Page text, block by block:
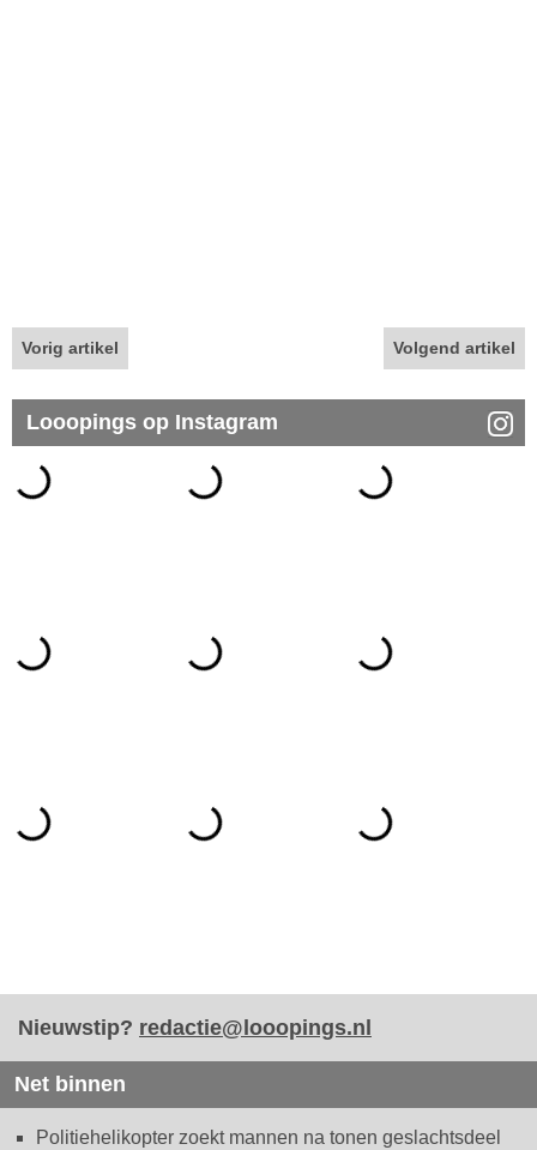
Vorig artikel Volgend artikel
Looopings op Instagram
Nieuwstip? redactie@looopings.nl
Net binnen
Politiehelikopter zoekt mannen na tonen geslachtsdeel